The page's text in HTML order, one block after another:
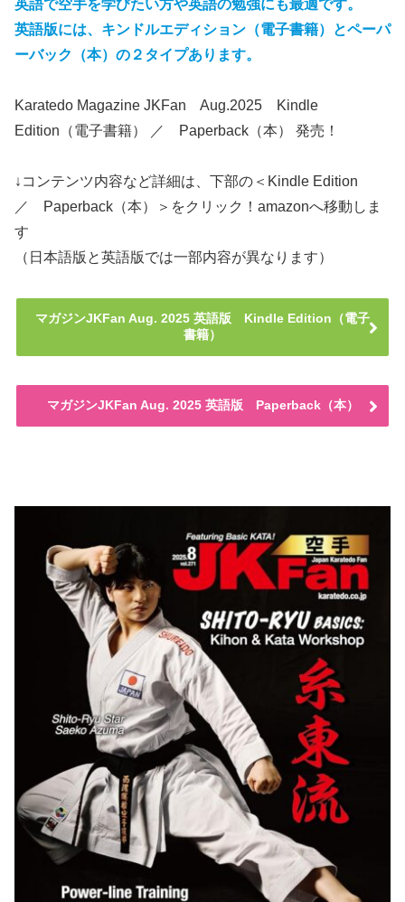
英語で空手を学びたい方や英語の勉強にも最適です。
英語版には、キンドルエディション（電子書籍）とペーパ
ーバック（本）の２タイプあります。
Karatedo Magazine JKFan Aug.2025 Kindle
Edition（電子書籍） ／ Paperback（本） 発売！
↓コンテンツ内容など詳細は、下部の＜Kindle Edition
／ Paperback（本）＞をクリック！amazonへ移動しま
す
（日本語版と英語版では一部内容が異なります）
マガジンJKFan Aug. 2025 英語版 Kindle Edition（電子
書籍）
マガジンJKFan Aug. 2025 英語版 Paperback（本）